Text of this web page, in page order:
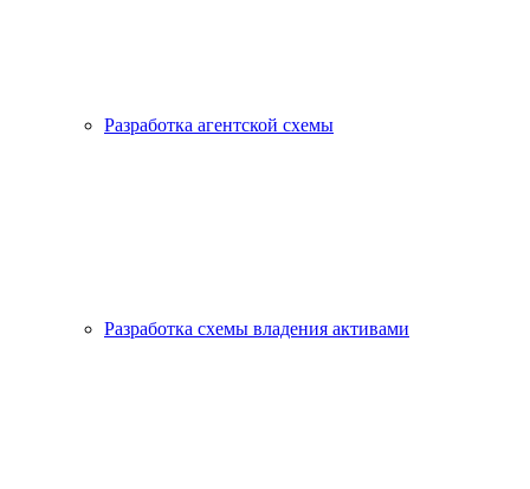
Разработка агентской схемы
Разработка схемы владения активами